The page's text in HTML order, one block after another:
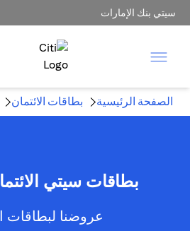
سيتي بنك الإمارات
الصفحة الرئيسية بطاقات الائتمان
بطاقات سيتي
عروضنا لبطاقات